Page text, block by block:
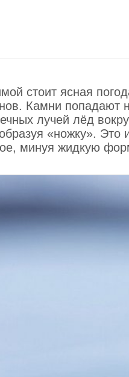
стоит ясная
Камни попадают
лучей лёд
«ножку».
минуя жидкую